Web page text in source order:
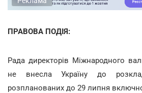
ПРАВОВА ПОДІЯ:
Рада директорів Міжнародного
не внесла Україну до
розпланованих до 29 липня